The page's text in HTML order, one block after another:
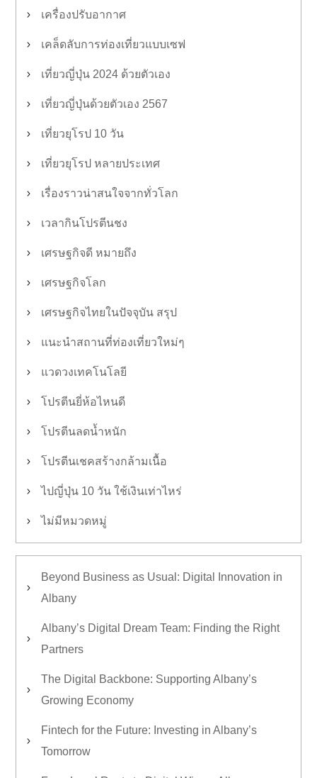
เครื่องปรับอากาศ
เคล็ดลับการท่องเที่ยวแบบเซฟ
เที่ยวญี่ปุ่น 2024 ด้วยตัวเอง
เที่ยวญี่ปุ่นด้วยตัวเอง 2567
เที่ยวยุโรป 10 วัน
เที่ยวยุโรป หลายประเทศ
เรื่องราวน่าสนใจจากทั่วโลก
เวลากินโปรตีนชง
เศรษฐกิจดี หมายถึง
เศรษฐกิจโลก
เศรษฐกิจไทยในปัจจุบัน สรุป
แนะนำสถานที่ท่องเที่ยวใหม่ๆ
แวดวงเทคโนโลยี
โปรตีนยี่ห้อไหนดี
โปรตีนลดน้ำหนัก
โปรตีนเชคสร้างกล้ามเนื้อ
ไปญี่ปุ่น 10 วัน ใช้เงินเท่าไหร่
ไม่มีหมวดหมู่
Beyond Business as Usual: Digital Innovation in
Albany
Albany’s Digital Dream Team: Finding the Right
Partners
The Digital Backbone: Supporting Albany’s
Growing Economy
Fintech for the Future: Investing in Albany’s
Tomorrow